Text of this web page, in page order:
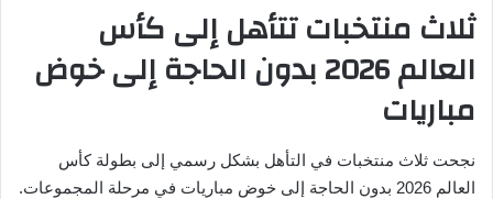
ثلاث منتخبات تتأهل إلى كأس
العالم 2026 بدون الحاجة إلى خوض
مباريات
نجحت ثلاث منتخبات في التأهل بشكل رسمي إلى بطولة كأس
العالم 2026 بدون الحاجة إلى خوض مباريات في مرحلة المجموعات.